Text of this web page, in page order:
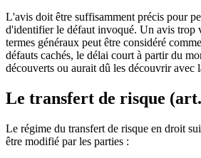
L'avis doit être suffisamment précis pour
d'identifier le défaut invoqué. Un avis trop
termes généraux peut être considéré
défauts cachés, le délai court à partir du
découverts ou aurait dû les découvrir avec
Le transfert de risque
Le régime du transfert de risque en droit
être modifié par les parties :